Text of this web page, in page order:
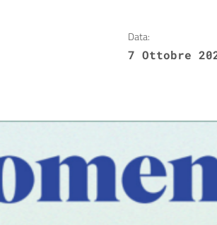
Data:
7 Ottobre